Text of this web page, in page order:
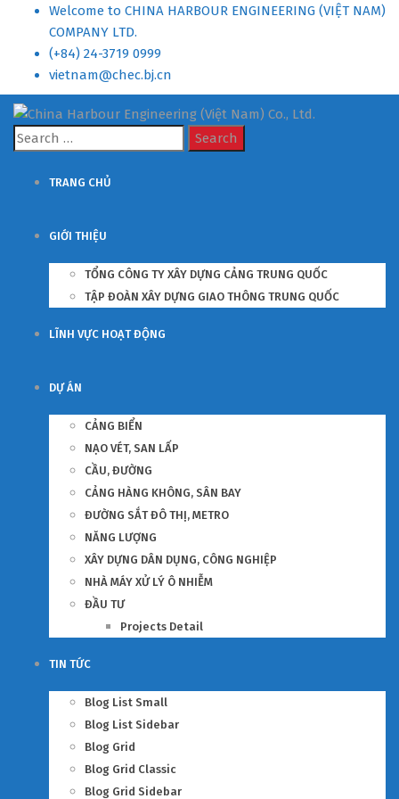
Welcome to CHINA HARBOUR ENGINEERING (VIỆT NAM)
COMPANY LTD.
(+84) 24-3719 0999
vietnam@chec.bj.cn
Search
for:
TRANG CHỦ
GIỚI THIỆU
TỔNG CÔNG TY XÂY DỰNG CẢNG TRUNG QUỐC
TẬP ĐOÀN XÂY DỰNG GIAO THÔNG TRUNG QUỐC
LĨNH VỰC HOẠT ĐỘNG
DỰ ÁN
CẢNG BIỂN
NẠO VÉT, SAN LẤP
CẦU, ĐƯỜNG
CẢNG HÀNG KHÔNG, SÂN BAY
ĐƯỜNG SẮT ĐÔ THỊ, METRO
NĂNG LƯỢNG
XÂY DỰNG DÂN DỤNG, CÔNG NGHIỆP
NHÀ MÁY XỬ LÝ Ô NHIỄM
ĐẦU TƯ
Projects Detail
TIN TỨC
Blog List Small
Blog List Sidebar
Blog Grid
Blog Grid Classic
Blog Grid Sidebar